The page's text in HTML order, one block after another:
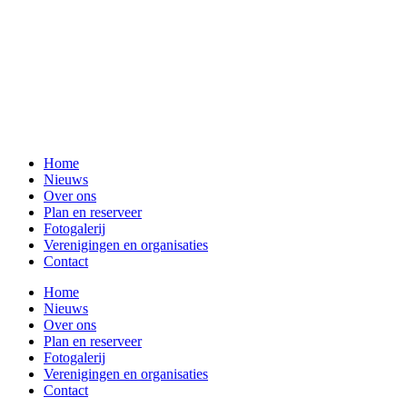
Home
Nieuws
Over ons
Plan en reserveer
Fotogalerij
Verenigingen en organisaties
Contact
Home
Nieuws
Over ons
Plan en reserveer
Fotogalerij
Verenigingen en organisaties
Contact